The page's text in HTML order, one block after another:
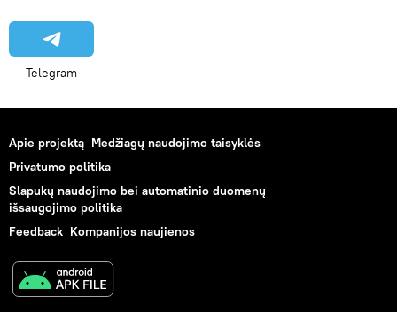
Telegram
Apie projektą Medžiagų naudojimo taisyklės
Privatumo politika
Slapukų naudojimo bei automatinio duomenų
išsaugojimo politika
Feedback Kompanijos naujienos